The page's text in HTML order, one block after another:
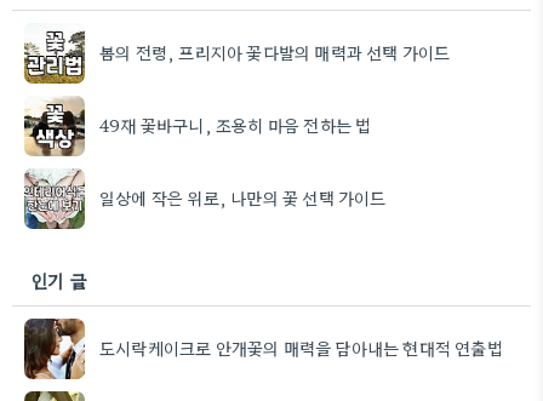
봄의 전령, 프리지아 꽃다발의 매력과 선택 가이드
49재 꽃바구니, 조용히 마음 전하는 법
일상에 작은 위로, 나만의 꽃 선택 가이드
인기 글
도시락케이크로 안개꽃의 매력을 담아내는 현대적 연출법